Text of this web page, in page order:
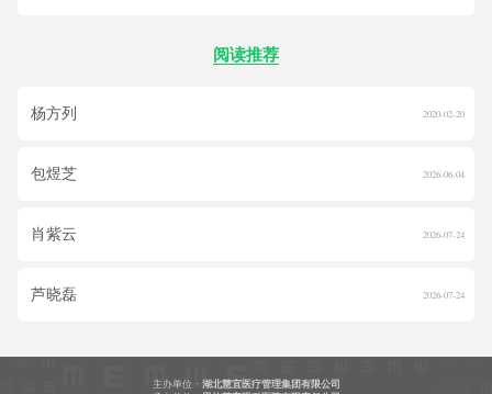
阅读推荐
杨方列 2020-02-20
包煜芝 2026-06-04
肖紫云 2026-07-24
芦晓磊 2026-07-24
主办单位 · 湖北慧宜医疗管理集团有限公司